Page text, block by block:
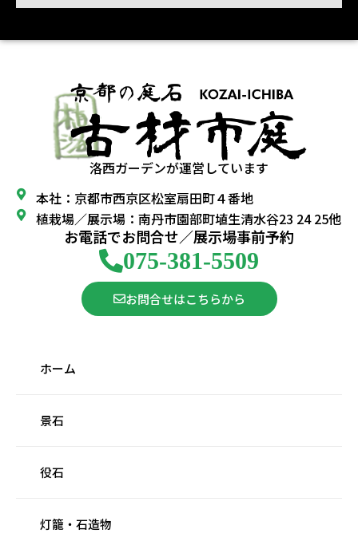
洛西ガーデンが運営しています
本社：京都市西京区松室扇田町４番地
植栽場／展示場：南丹市園部町埴生清水谷23 24 25他
お電話でお問合せ／展示場事前予約
075-381-5509
お問合せはこちらから
ホーム
景石
役石
灯籠・石造物